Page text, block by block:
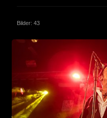
Bilder: 43